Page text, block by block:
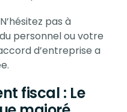
pas à
personnel ou votre
d’entreprise a
fiscal : Le